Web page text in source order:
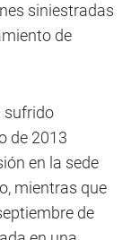
siniestradas
de
sufrido
de 2013
en la sede
mientras que
de